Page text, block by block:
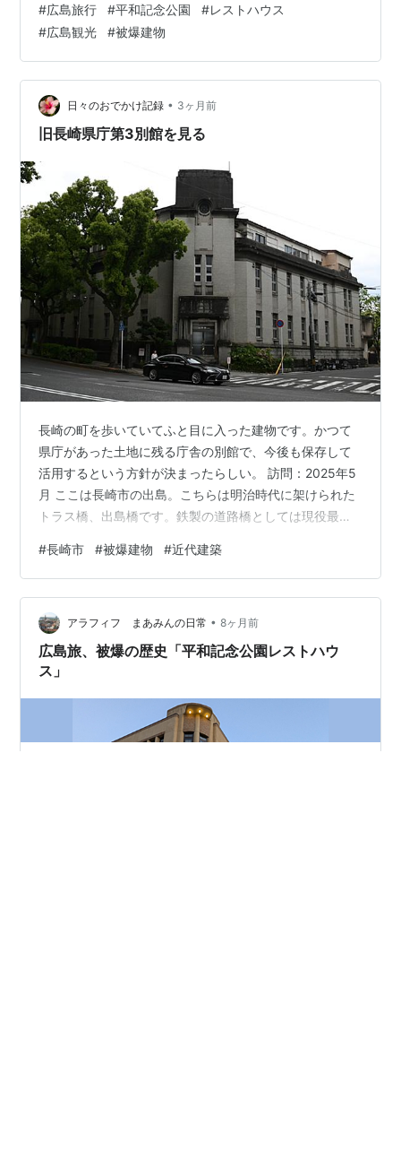
に建っていたため、屋根が潰れ、地下室を除く内部は全
焼してしまいました 爆心地側に開口部が少ない造りだっ
たので、建屋は原型を留めることが出来たそうです（地
下は被爆当時のまま保存されているそう） この写真を撮
った時、漠然と「いい感じのビルだなぁ」とシャッター
を切ったのですが、帰宅後に調べて…
#広島旅行 #平和記念公園 #レストハウス
#広島観光 #被爆建物
日々のおでかけ記録 • 3ヶ月前
旧長崎県庁第3別館を見る
長崎の町を歩いていてふと目に入った建物です。かつて
県庁があった土地に残る庁舎の別館で、今後も保存して
活用するという方針が決まったらしい。 訪問：2025年5
月 ここは長崎市の出島。こちらは明治時代に架けられた
トラス橋、出島橋です。鉄製の道路橋としては現役最古
は陸続きになっていますが、これがあの出島かとしみじ
みしてしまいました。 出島から長崎駅の方面に向かって
ぶらぶらしていると、威厳を感じる歴史のありそうな建
物が目に入りました。こちらは旧長崎県庁の第3別館の建
物らしいことがわかりました。 こちらはもともと長崎警
察署として1923年に建てられたと…
#長崎市 #被爆建物 #近代建築
アラフィフ まあみんの日常 • 8ヶ月前
広島旅、被爆の歴史「平和記念公園レストハウ
ス」